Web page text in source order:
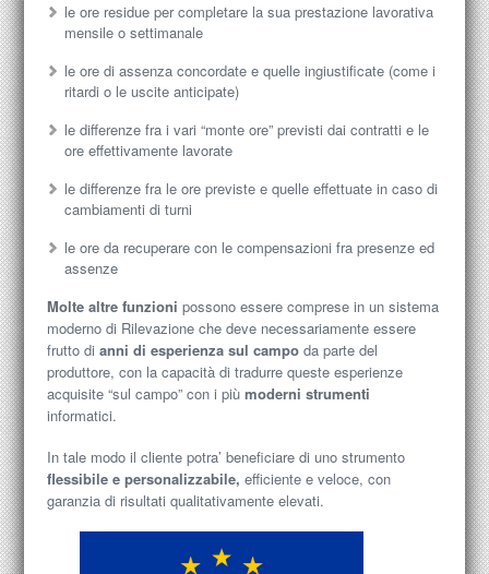
le ore residue per completare la sua prestazione lavorativa
mensile o settimanale
le ore di assenza concordate e quelle ingiustificate (come i
ritardi o le uscite anticipate)
le differenze fra i vari “monte ore” previsti dai contratti e le
ore effettivamente lavorate
le differenze fra le ore previste e quelle effettuate in caso di
cambiamenti di turni
le ore da recuperare con le compensazioni fra presenze ed
assenze
Molte altre funzioni possono essere comprese in un sistema
moderno di Rilevazione che deve necessariamente essere
frutto di anni di esperienza sul campoda parte del
produttore, con la capacità di tradurre queste esperienze
acquisite “sul campo” con i più moderni strumenti
informatici.
In tale modo il cliente potra’ beneficiare di uno strumento
flessibile e personalizzabile, efficiente e veloce, con
garanzia di risultati qualitativamente elevati.